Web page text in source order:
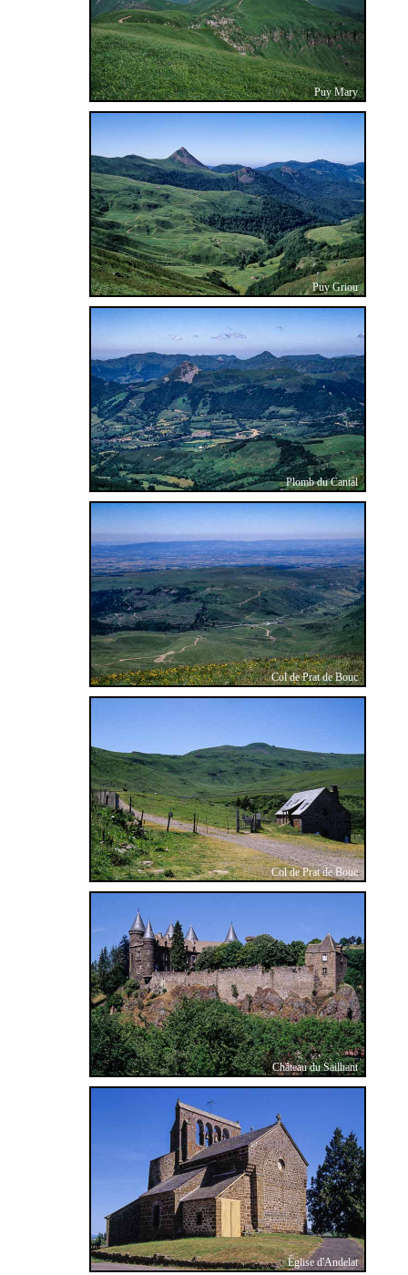
Puy Mary
Puy Griou
Plomb du Cantal
Col de Prat de Bouc
Col de Prat de Bouc
Château du Sailhant
Église d'Andelat